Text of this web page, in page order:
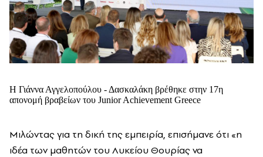
Η Γιάννα Αγγελοπούλου - Δασκαλάκη βρέθηκε στην 17η
απονομή βραβείων του Junior Achievement Greece
Μιλώντας για τη δική της εμπειρία, επισήμανε ότι «η
ιδέα των μαθητών του Λυκείου Θουρίας να